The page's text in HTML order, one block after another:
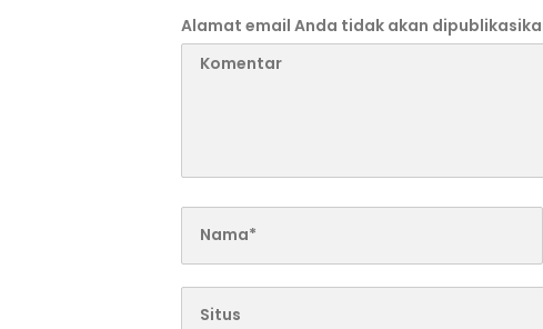
Alamat email Anda tidak akan